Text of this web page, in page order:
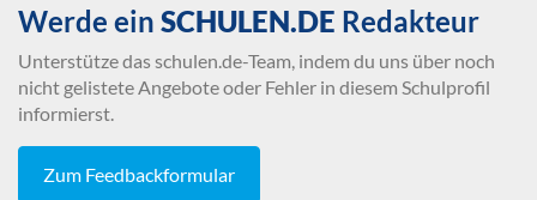
Werde ein SCHULEN.DE Redakteur
Unterstütze das schulen.de-Team, indem du uns über noch
nicht gelistete Angebote oder Fehler in diesem Schulprofil
informierst.
Zum Feedbackformular